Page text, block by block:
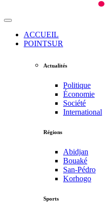
ACCUEIL
POINTSUR
Actualités
Politique
Économie
Société
International
Régions
Abidjan
Bouaké
San-Pédro
Korhogo
Sports